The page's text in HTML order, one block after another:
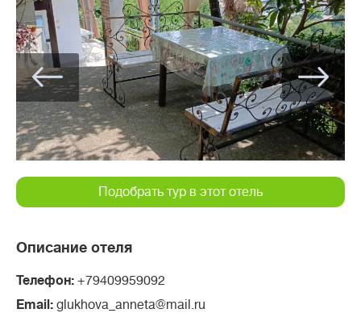
Описание отеля
Телефон: +79409959092
Email: glukhova_anneta@mail.ru
Подобрать тур в этот отель